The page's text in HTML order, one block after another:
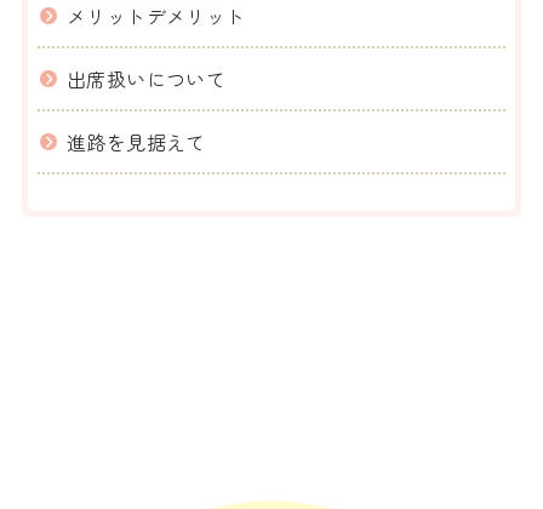
メリットデメリット
出席扱いについて
進路を見据えて